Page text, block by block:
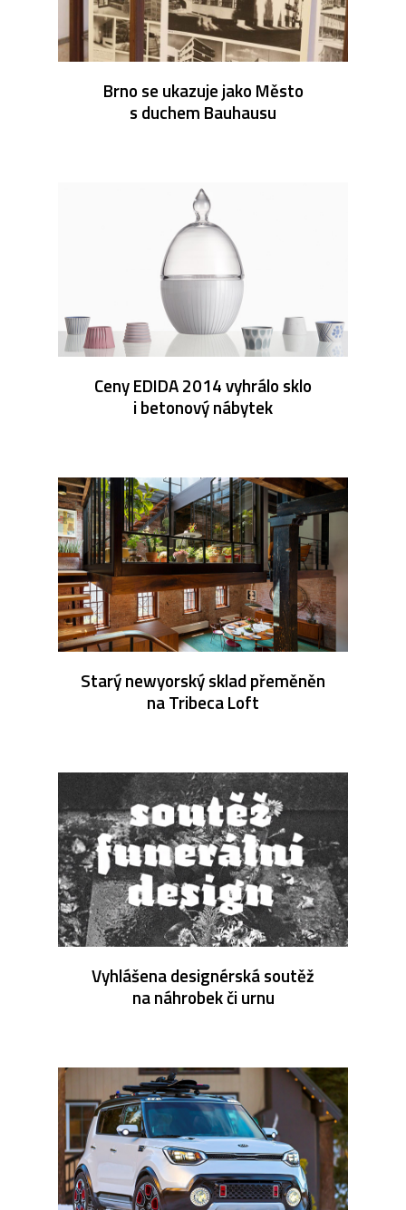
Brno se ukazuje jako Město
s duchem Bauhausu
Ceny EDIDA 2014 vyhrálo sklo
i betonový nábytek
Starý newyorský sklad přeměněn
na Tribeca Loft
Vyhlášena designérská soutěž
na náhrobek či urnu